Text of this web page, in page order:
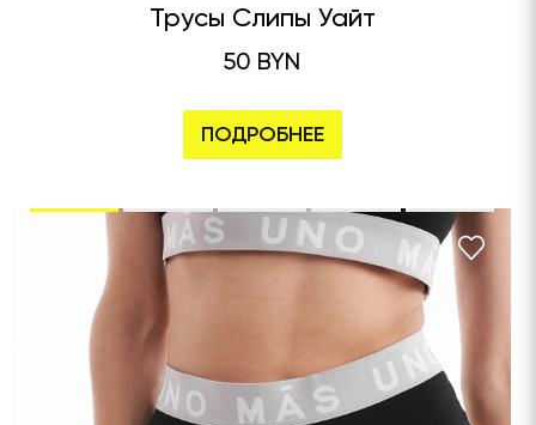
Трусы Слипы Уайт
50 BYN
ПОДРОБНЕЕ